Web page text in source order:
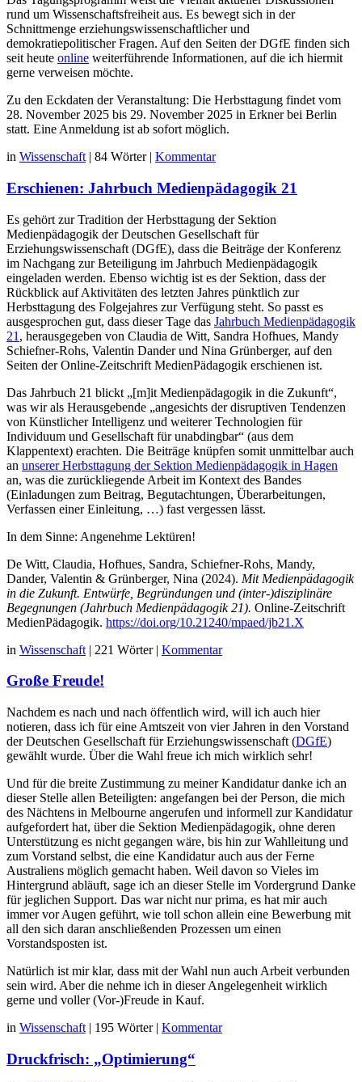
rund um Wissenschaftsfreiheit aus. Es bewegt sich in der
Schnittmenge erziehungswissenschaftlicher und
demokratiepolitischer Fragen. Auf den Seiten der DGfE finden sich
seit heute online weiterführende Informationen, auf die ich hiermit
gerne verweisen möchte.
Zu den Eckdaten der Veranstaltung: Die Herbsttagung findet vom
28. November 2025 bis 29. November 2025 in Erkner bei Berlin
statt. Eine Anmeldung ist ab sofort möglich.
in Wissenschaft | 84 Wörter | Kommentar
Erschienen: Jahrbuch Medienpädagogik 21
Es gehört zur Tradition der Herbsttagung der Sektion
Medienpädagogik der Deutschen Gesellschaft für
Erziehungswissenschaft (DGfE), dass die Beiträge der Konferenz
im Nachgang zur Beteiligung im Jahrbuch Medienpädagogik
eingeladen werden. Ebenso wichtig ist es der Sektion, dass der
Rückblick auf Aktivitäten des letzten Jahres pünktlich zur
Herbsttagung des Folgejahres zur Verfügung steht. So passt es
ausgesprochen gut, dass dieser Tage das Jahrbuch Medienpädagogik
21 , herausgegeben von Claudia de Witt, Sandra Hofhues, Mandy
Schiefner-Rohs, Valentin Dander und Nina Grünberger, auf den
Seiten der Online-Zeitschrift MedienPädagogik erschienen ist.
Das Jahrbuch 21 blickt „[m]it Medienpädagogik in die Zukunft“,
was wir als Herausgebende „angesichts der disruptiven Tendenzen
von Künstlicher Intelligenz und weiterer Technologien für
Individuum und Gesellschaft für unabdingbar“ (aus dem
Klappentext) erachten. Die Beiträge knüpfen somit unmittelbar auch
an unserer Herbsttagung der Sektion Medienpädagogik in Hagen
an, was die zurückliegende Arbeit im Kontext des Bandes
(Einladungen zum Beitrag, Begutachtungen, Überarbeitungen,
Verfassen einer Einleitung, …) fast vergessen lässt.
In dem Sinne: Angenehme Lektüren!
De Witt, Claudia, Hofhues, Sandra, Schiefner-Rohs, Mandy,
Dander, Valentin & Grünberger, Nina (2024). Mit Medienpädagogik
in die Zukunft. Entwürfe, Begründungen und (inter-)disziplinäre
Begegnungen (Jahrbuch Medienpädagogik 21). Online-Zeitschrift
MedienPädagogik. https://doi.org/10.21240/mpaed/jb21.X
in Wissenschaft | 221 Wörter | Kommentar
Große Freude!
Nachdem es nach und nach öffentlich wird, will ich auch hier
notieren, dass ich für eine Amtszeit von vier Jahren in den Vorstand
der Deutschen Gesellschaft für Erziehungswissenschaft (DGfE)
gewählt wurde. Über die Wahl freue ich mich wirklich sehr!
Und für die breite Zustimmung zu meiner Kandidatur danke ich an
dieser Stelle allen Beteiligten: angefangen bei der Person, die mich
des Nächtens in Melbourne angerufen und informell zur Kandidatur
aufgefordert hat, über die Sektion Medienpädagogik, ohne deren
Unterstützung es nicht gegangen wäre, bis hin zur Wahlleitung und
zum Vorstand selbst, die eine Kandidatur auch aus der Ferne
Australiens möglich gemacht haben. Weil davon so Vieles im
Hintergrund abläuft, sage ich an dieser Stelle im Vordergrund Danke
für jeglichen Support. Das war nicht nur prima, es hat mir auch
immer vor Augen geführt, wie toll schon allein eine Bewerbung mit
all den sich daran anschließenden Prozessen um einen
Vorstandsposten ist.
Natürlich ist mir klar, dass mit der Wahl nun auch Arbeit verbunden
sein wird. Aber die nehme ich in dieser Angelegenheit wirklich
gerne und voller (Vor-)Freude in Kauf.
in Wissenschaft | 195 Wörter | Kommentar
Druckfrisch: „Optimierung“